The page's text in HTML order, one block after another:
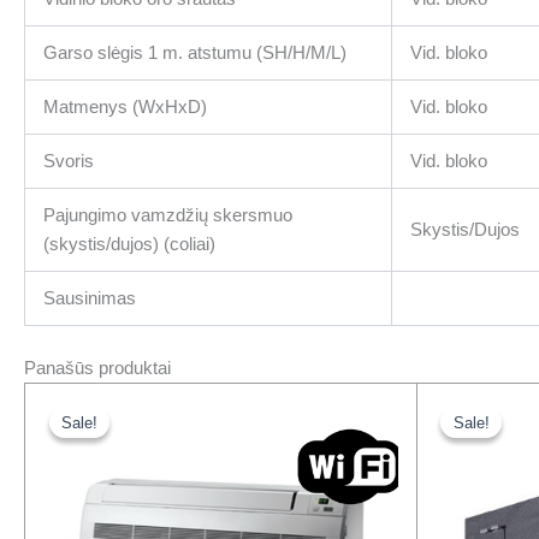
Garso slėgis 1 m. atstumu (SH/H/M/L) Vid. bloko
Matmenys (WxHxD) Vid. bloko
Svoris Vid. bloko
Pajungimo vamzdžių skersmuo
(skystis/dujos) (coliai)
Skystis/Dujos
Sausinimas
Panašūs produktai
Sale!
Sale! Sale!
Sale!